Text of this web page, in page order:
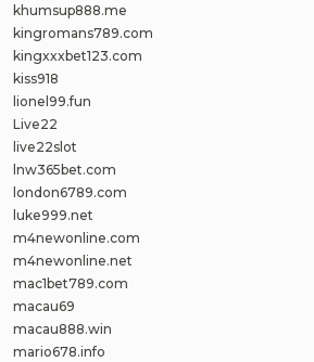
khumsup888.me
kingromans789.com
kingxxxbet123.com
kiss918
lionel99.fun
Live22
live22slot
lnw365bet.com
london6789.com
luke999.net
m4newonline.com
m4newonline.net
mac1bet789.com
macau69
macau888.win
mario678.info